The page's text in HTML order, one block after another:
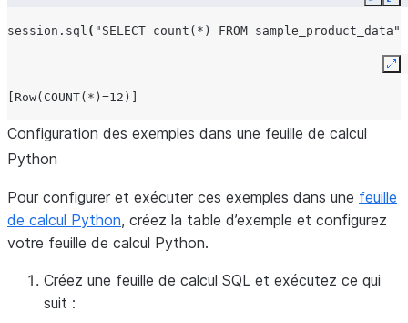
Copy
session . sql ( "SELECT count(*) FROM sample_product_data"
[Row(COUNT(*)=12)]
Configuration des exemples dans une feuille de calcul
Python
Pour configurer et exécuter ces exemples dans une feuille
de calcul Python, créez la table d’exemple et configurez
votre feuille de calcul Python.
Créez une feuille de calcul SQL et exécutez ce qui
suit :